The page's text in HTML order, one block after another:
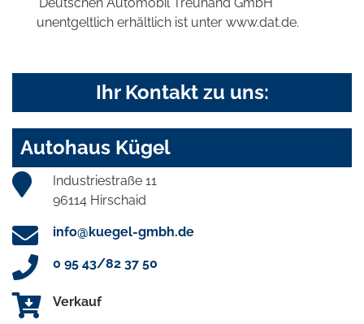
unentgeltlich erhältlich ist unter www.dat.de.
Ihr Kontakt zu uns:
Autohaus Kügel
Industriestraße 11
96114 Hirschaid
info@kuegel-gmbh.de
0 95 43/82 37 50
Verkauf